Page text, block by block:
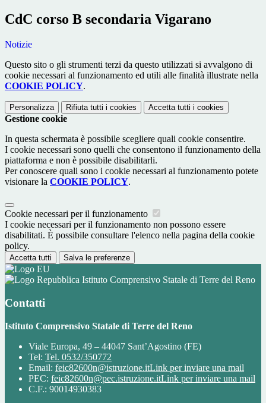
CdC corso B secondaria Vigarano
Notizie
Questo sito o gli strumenti terzi da questo utilizzati si avvalgono di
cookie necessari al funzionamento ed utili alle finalità illustrate nella
COOKIE POLICY.
Personalizza Rifiuta tutti i cookies Accetta tutti i cookies
Gestione cookie
In questa schermata è possibile scegliere quali cookie consentire.
I cookie necessari sono quelli che consentono il funzionamento della
piattaforma e non è possibile disabilitarli.
Per conoscere quali sono i cookie necessari al funzionamento potete
visionare la COOKIE POLICY.
Cookie necessari per il funzionamento
I cookie necessari per il funzionamento non possono essere
disabilitati. È possibile consultare l'elenco nella pagina della cookie
policy.
Accetta tutti Salva le preferenze
Istituto Comprensivo Statale di Terre del Reno
Contatti
Istituto Comprensivo Statale di Terre del Reno
Viale Europa, 49 – 44047 Sant’Agostino (FE)
Tel: Tel. 0532/350772
Email: feic82600n@istruzione.itLink per inviare una mail
PEC: feic82600n@pec.istruzione.itLink per inviare una mail
C.F.: 90014930383